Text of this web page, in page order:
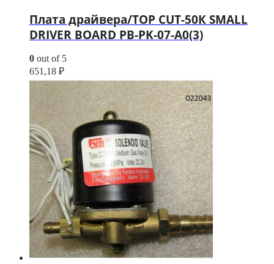
Плата драйвера/TOP CUT-50К SMALL
DRIVER BOARD PB-PK-07-A0(3)
0 out of 5
651,18 ₽